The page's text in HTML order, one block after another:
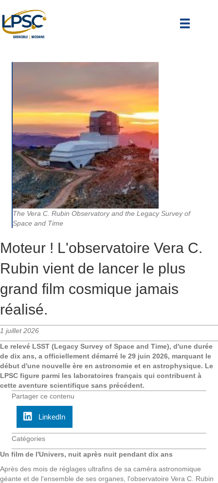
The Vera C. Rubin Observatory and the Legacy Survey of
Space and Time
Moteur ! L'observatoire Vera C.
Rubin vient de lancer le plus
grand film cosmique jamais
réalisé.
1 juillet 2026
Le relevé LSST (Legacy Survey of Space and Time), d'une durée
de dix ans, a officiellement démarré le 29 juin 2026, marquant le
début d'une nouvelle ère en astronomie et en astrophysique. Le
LPSC figure parmi les laboratoires français qui contribuent à
cette aventure scientifique sans précédent.
Partager ce contenu
LinkedIn
Catégories
Un film de l'Univers, nuit après nuit pendant dix ans
Après des mois de réglages ultrafins de sa caméra astronomique
géante et de l'ensemble de ses organes, l'observatoire Vera C. Rubin